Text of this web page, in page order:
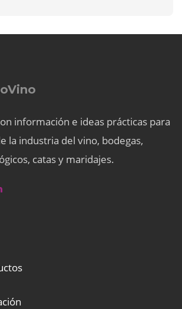
información e ideas prácticas para
la industria del vino, bodegas,
catas y maridajes.